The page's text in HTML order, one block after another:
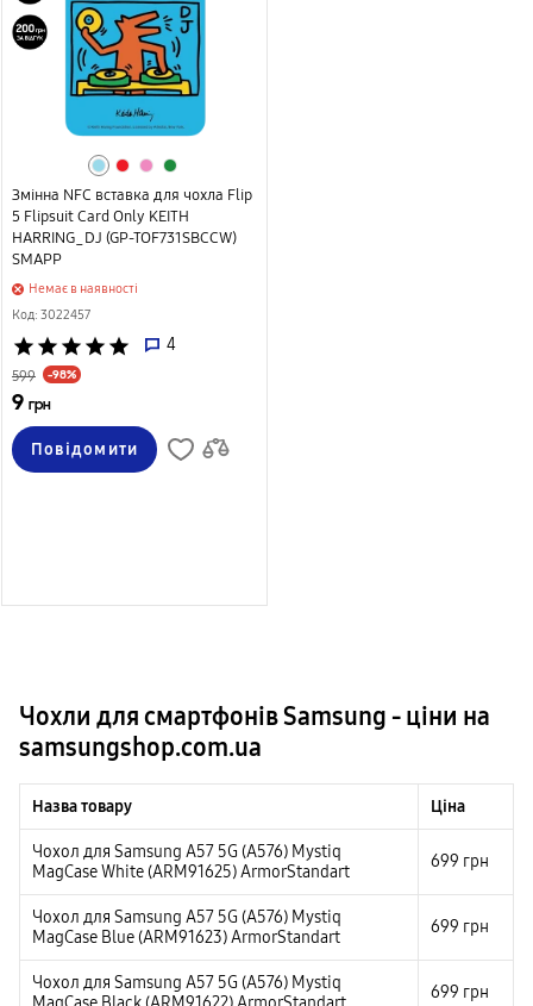
Змінна NFС вставка для чохла Flip
5 Flipsuit Card Only KEITH
HARRING_DJ (GP-TOF731SBCCW)
SMAPP
Немає в наявності
Код: 3022457
star star star star star 4
599 -98%
9 грн
Повідомити
Чохли для смартфонів Samsung - ціни на
samsungshop.com.ua
Назва товару Ціна
Чохол для Samsung A57 5G (A576) Mystiq
MagCase White (ARM91625) ArmorStandart
699 грн
Чохол для Samsung A57 5G (A576) Mystiq
MagCase Blue (ARM91623) ArmorStandart
699 грн
Чохол для Samsung A57 5G (A576) Mystiq
699 грн